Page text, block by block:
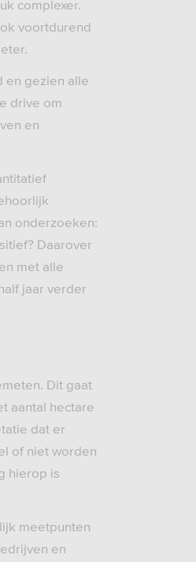
complexer.
voortdurend
en gezien alle
drive om
en
onderzoeken:
Daarover
met alle
jaar verder
Dit gaat
aantal hectare
dat er
of niet worden
hierop is
meetpunten
en